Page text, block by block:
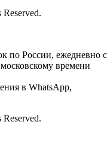
по России, ежедневно с
времени
в WhatsApp,